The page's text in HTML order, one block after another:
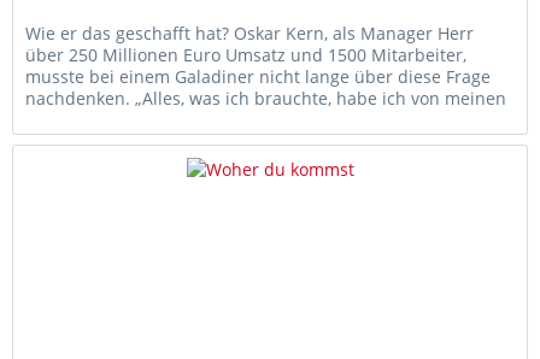
Wie er das geschafft hat? Oskar Kern, als Manager Herr
über 250 Millionen Euro Umsatz und 1500 Mitarbeiter,
musste bei einem Galadiner nicht lange über diese Frage
nachdenken. „Alles, was ich brauchte, habe ich von meinen